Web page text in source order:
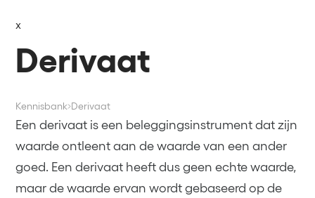
x
Derivaat
Kennisbank Derivaat
Een derivaat is een beleggingsinstrument dat zijn
waarde ontleent aan de waarde van een ander
goed. Een derivaat heeft dus geen echte waarde,
maar de waarde ervan wordt gebaseerd op de